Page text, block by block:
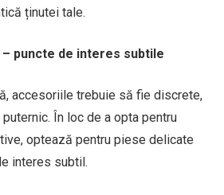
ținutei tale.
puncte de interes subtile
accesoriile trebuie să fie discrete,
În loc de a opta pentru
optează pentru piese delicate
interes subtil.